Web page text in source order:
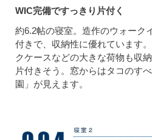
WIC完備ですっきり片付く
約6.2帖の寝室。造作のウォーク
付きで、収納性に優れています
クケースなどの大きな荷物も収
片付きそう。窓からはタコのす
園」が見えます。